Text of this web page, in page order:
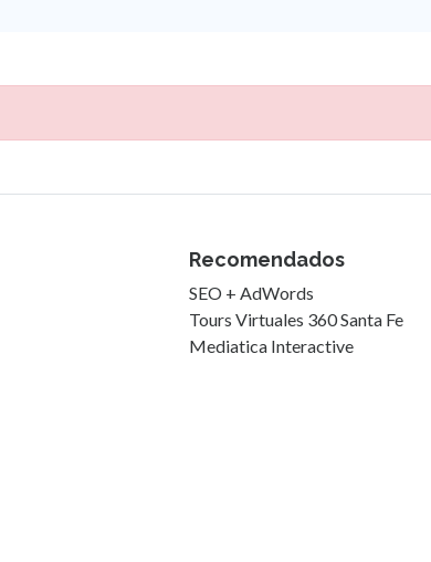
Recomendados
SEO + AdWords
Tours Virtuales 360 Santa Fe
Mediatica Interactive